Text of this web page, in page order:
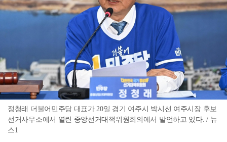
정청래 더불어민주당 대표가 20일 경기 여주시 박시선 여주시장 후보
선거사무소에서 열린 중앙선거대책위원회의에서 발언하고 있다. / 뉴
스1